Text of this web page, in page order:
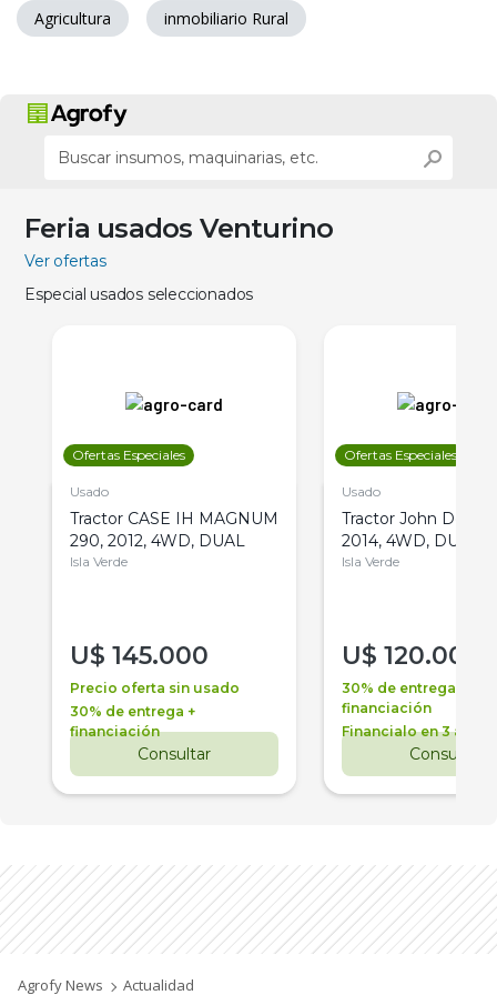
Agricultura inmobiliario Rural
Feria usados Venturino
Ver ofertas
Especial usados seleccionados
Ofertas Especiales
Usado
Tractor CASE IH MAGNUM
290, 2012, 4WD, DUAL
Isla Verde
U$ 145.000
Precio oferta sin usado
30% de entrega +
financiación
Consultar
Ofertas Especiales
Usado
Tractor John Deere
2014, 4WD, DUAL
Isla Verde
U$ 120.000
30% de entrega +
financiación
Financialo en 3 años
Consultar
Agrofy News Actualidad